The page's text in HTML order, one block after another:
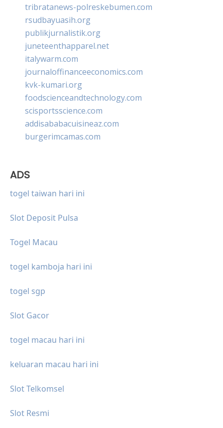
tribratanews-polreskebumen.com
rsudbayuasih.org
publikjurnalistik.org
juneteenthapparel.net
italywarm.com
journaloffinanceeconomics.com
kvk-kumari.org
foodscienceandtechnology.com
scisportsscience.com
addisababacuisineaz.com
burgerimcamas.com
ADS
togel taiwan hari ini
Slot Deposit Pulsa
Togel Macau
togel kamboja hari ini
togel sgp
Slot Gacor
togel macau hari ini
keluaran macau hari ini
Slot Telkomsel
Slot Resmi